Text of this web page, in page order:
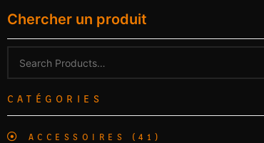
Chercher un produit
CATÉGORIES
ACCESSOIRES (41)